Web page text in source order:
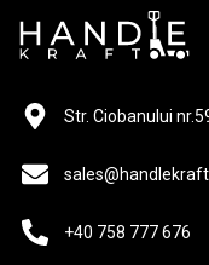
Str. Ciobanului
+40 758 777 676